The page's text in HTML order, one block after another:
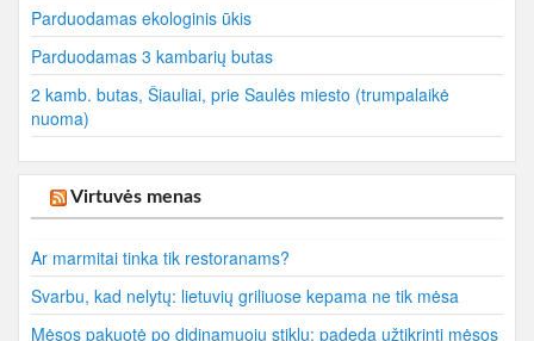
Parduodamas ekologinis ūkis
Parduodamas 3 kambarių butas
2 kamb. butas, Šiauliai, prie Saulės miesto (trumpalaikė
nuoma)
Virtuvės menas
Ar marmitai tinka tik restoranams?
Svarbu, kad nelytų: lietuvių griliuose kepama ne tik mėsa
Mėsos pakuotė po didinamuoju stiklu: padeda užtikrinti mėsos